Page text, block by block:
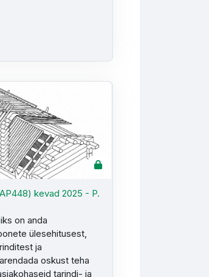
kevad 2025 - P. Nagel
kevad 2025 - P.
on anda
ülesehitusest,
ja
oskust teha
tarindi- ja